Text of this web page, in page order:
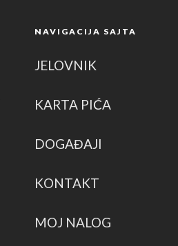
NAVIGACIJA SAJTA
JELOVNIK
KARTA PIĆA
DOGAĐAJI
KONTAKT
MOJ NALOG